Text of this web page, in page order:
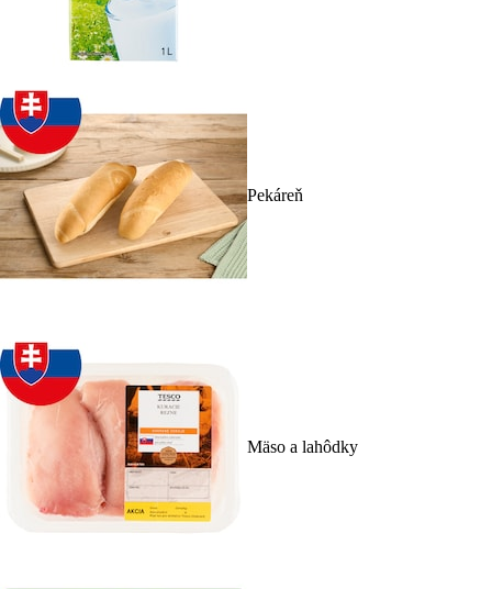
Pekáreň
Mäso a lahôdky